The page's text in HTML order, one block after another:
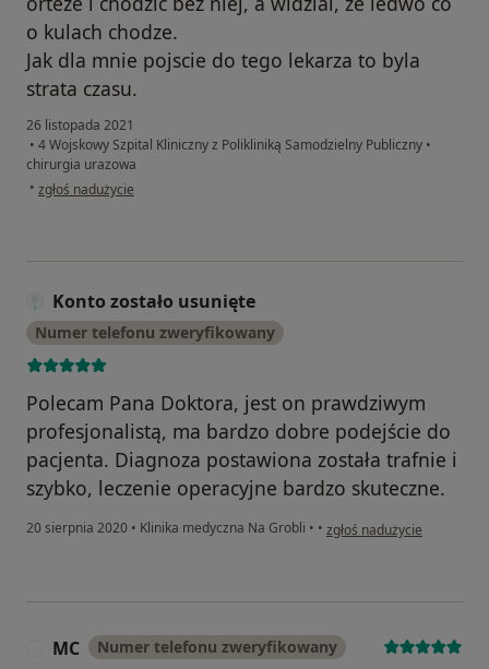
o kulach chodze.
Jak dla mnie pojscie do tego lekarza to byla
strata czasu.
26 listopada 2021
• 4 Wojskowy Szpital Kliniczny z Polikliniką Samodzielny Publiczny •
chirurgia urazowa
• w opinii użytkownika Gosh
zgłoś nadużycie
Konto zostało usunięte
Numer telefonu zweryfikowany
Polecam Pana Doktora, jest on prawdziwym
profesjonalistą, ma bardzo dobre podejście do
pacjenta. Diagnoza postawiona została trafnie i
szybko, leczenie operacyjne bardzo skuteczne.
20 sierpnia 2020 • Klinika medyczna Na Grobli • • w opinii użytkownika
zgłoś nadużycie
MC Numer telefonu zweryfikowany